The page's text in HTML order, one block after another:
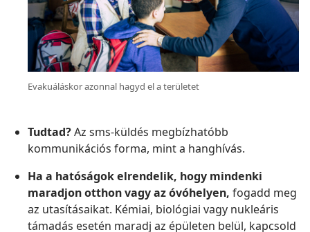
Evakuáláskor azonnal hagyd el a területet
Tudtad?Az sms-küldés megbízhatóbb
kommunikációs forma, mint a hanghívás.
Ha a hatóságok elrendelik, hogy mindenki
maradjon otthon vagy az óvóhelyen, fogadd meg
az utasításaikat. Kémiai, biológiai vagy nukleáris
támadás esetén maradj az épületen belül, kapcsold